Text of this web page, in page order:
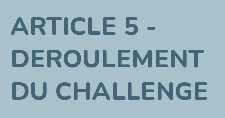
ARTICLE 5 -
DEROULEMENT
DU CHALLENGE